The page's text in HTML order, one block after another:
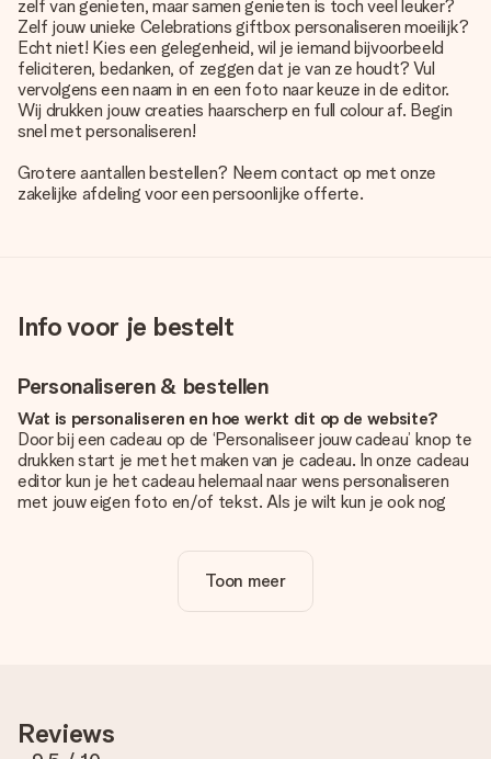
zelf van genieten, maar samen genieten is toch veel leuker?
Zelf jouw unieke Celebrations giftbox personaliseren moeilijk?
Echt niet! Kies een gelegenheid, wil je iemand bijvoorbeeld
feliciteren, bedanken, of zeggen dat je van ze houdt? Vul
vervolgens een naam in en een foto naar keuze in de editor.
Wij drukken jouw creaties haarscherp en full colour af. Begin
snel met personaliseren!
Grotere aantallen bestellen? Neem contact op met onze
zakelijke afdeling voor een persoonlijke offerte.
Info voor je bestelt
Personaliseren & bestellen
Wat is personaliseren en hoe werkt dit op de website?
Door bij een cadeau op de ‘Personaliseer jouw cadeau’ knop te
drukken start je met het maken van je cadeau. In onze cadeau
editor kun je het cadeau helemaal naar wens personaliseren
met jouw eigen foto en/of tekst. Als je wilt kun je ook nog
Is personalisatie in de prijs inbegrepen?
De prijs die op de website wordt getoond is inclusief de
te gebruiken. Als je niet zeker bent over de kwaliteit van je
foto, neem dan contact op met onze klantenservice en stuur
Toon meer
Reviews